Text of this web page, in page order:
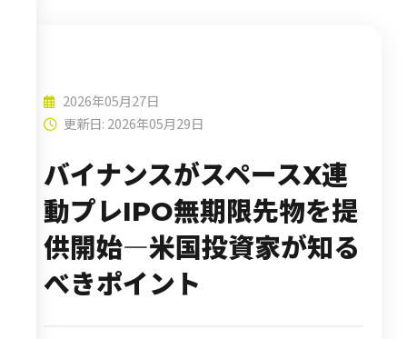
2026年05月27日
更新日: 2026年05月29日
バイナンスがスペースX連
動プレIPO無期限先物を提
供開始―米国投資家が知る
べきポイント